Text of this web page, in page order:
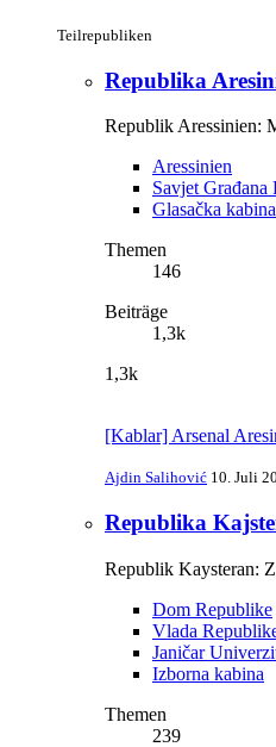
Teilrepubliken
Republika
Republik Aressinien:
Aressinien
Savjet
Glasačka kabina
Themen
146
Beiträge
1,3k
1,3k
[Kablar] Arsenal
Ajdin Salihović 10. Juli
Republika
Republik Kaysteran:
Dom Republike
Vlada
Janičar
Izborna kabina
Themen
239